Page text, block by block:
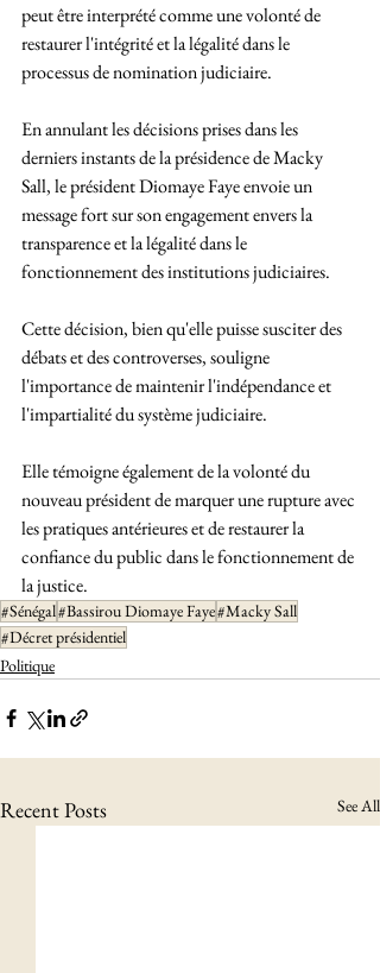
peut être interprété comme une volonté de
restaurer l'intégrité et la légalité dans le
processus de nomination judiciaire.
En annulant les décisions prises dans les
derniers instants de la présidence de Macky
Sall, le président Diomaye Faye envoie un
message fort sur son engagement envers la
transparence et la légalité dans le
fonctionnement des institutions judiciaires.
Cette décision, bien qu'elle puisse susciter des
débats et des controverses, souligne
l'importance de maintenir l'indépendance et
l'impartialité du système judiciaire.
Elle témoigne également de la volonté du
nouveau président de marquer une rupture avec
les pratiques antérieures et de restaurer la
confiance du public dans le fonctionnement de
la justice.
#Sénégal#Bassirou Diomaye Faye#Macky Sall
#Décret présidentiel
Politique
Recent Posts See All